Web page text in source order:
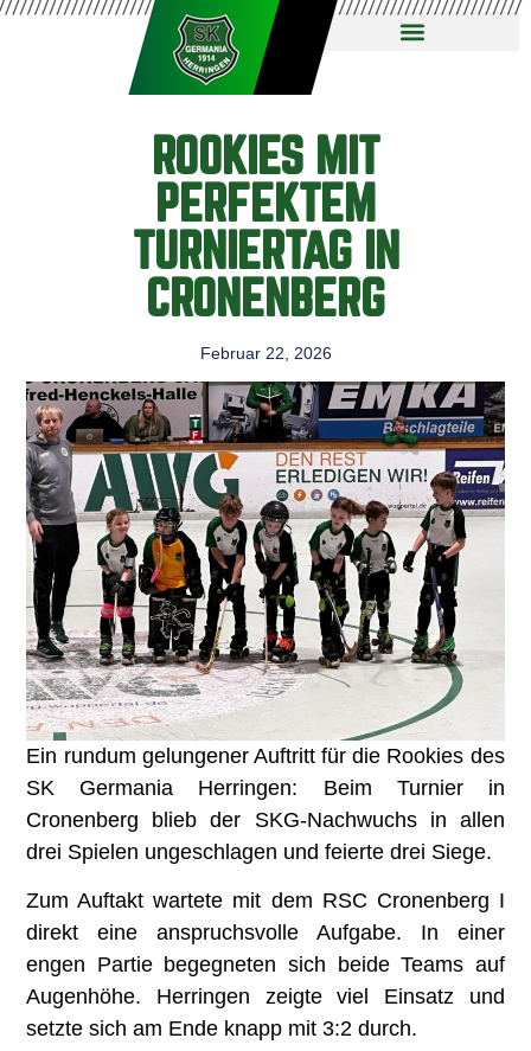
ROOKIES MIT
PERFEKTEM
TURNIERTAG IN
CRONENBERG
Februar 22, 2026
Ein rundum gelungener Auftritt für die Rookies des
SK Germania Herringen: Beim Turnier in
Cronenberg blieb der SKG-Nachwuchs in allen
drei Spielen ungeschlagen und feierte drei Siege.
Zum Auftakt wartete mit dem RSC Cronenberg I
direkt eine anspruchsvolle Aufgabe. In einer
engen Partie begegneten sich beide Teams auf
Augenhöhe. Herringen zeigte viel Einsatz und
setzte sich am Ende knapp mit 3:2 durch.